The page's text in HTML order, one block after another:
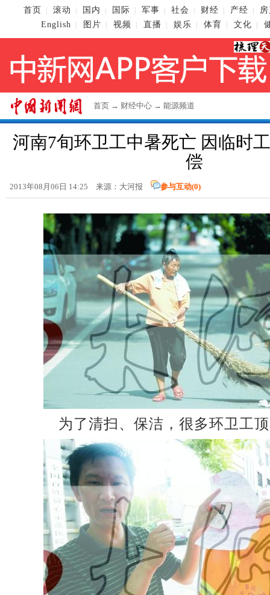
首页 滚动 国内 国际 军事 社会 财经 产经
English
图片 视频 直播 娱乐 体育 文化
首页 → 财经中心 → 能源频道
河南7旬环卫工中暑死亡 因临时
偿
2013年08月06日 14:25 来源：大河报 参与互动(0)
为了清扫、保洁，很多环卫工顶